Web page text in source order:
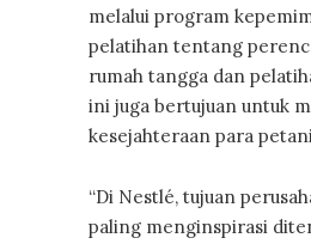
melalui program
pelatihan tentang
rumah tangga dan
ini juga bertujuan untuk
kesejahteraan para
“Di Nestlé, tujuan
paling menginspirasi